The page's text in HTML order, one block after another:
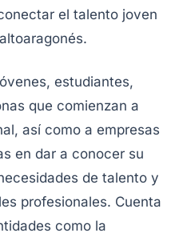
el talento joven
estudiantes,
que comienzan a
así como a empresas
en dar a conocer su
de talento y
profesionales. Cuenta
como la